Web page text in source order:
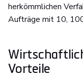
herkömmlichen
Aufträge mit 10,
Vorteile